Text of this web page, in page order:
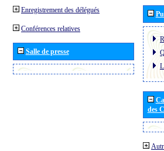
Enregistrement des délégués
Conférences relatives
Salle de presse
des